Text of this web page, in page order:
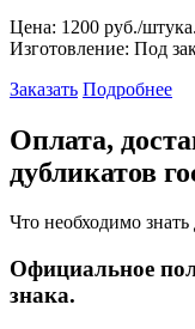
Цена: 1200 руб./штука.
Изготовление: Под
Заказать Подробнее
Оплата,
дубликатов
Что необходимо
Официальное
знака.